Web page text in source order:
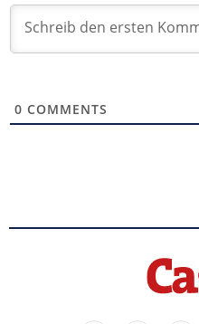
0 COMMENTS